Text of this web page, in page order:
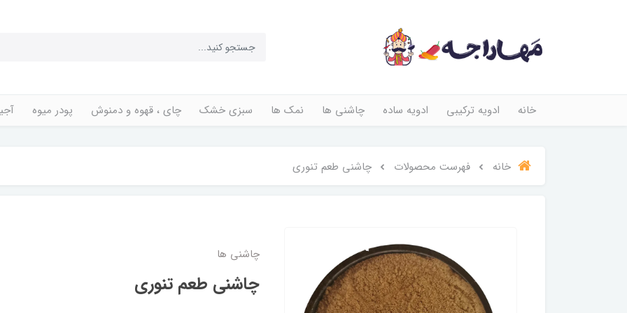
خانه ادویه ترکیبی ادویه ساده چاشنی ها نمک ها سبزی خشک چای ، قهوه و دمنوش پودر میوه
خانه فهرست محصولات چاشنی طعم تنوری
چاشنی ها
چاشنی طعم تنوری